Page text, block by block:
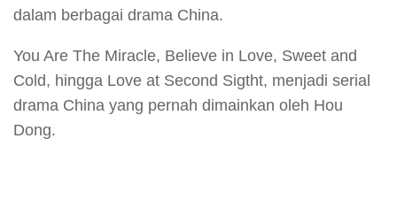
dalam berbagai drama China.
You Are The Miracle, Believe in Love, Sweet and
Cold, hingga Love at Second Sigtht, menjadi serial
drama China yang pernah dimainkan oleh Hou
Dong.